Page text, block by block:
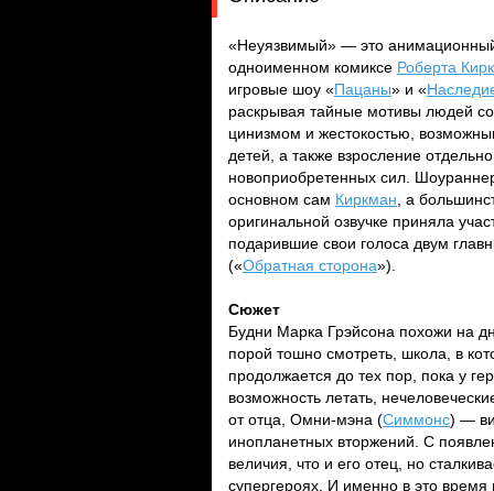
«Неуязвимый» — это
одноименном комиксе Роберта
игровые шоу «Пацаны» и «
раскрывая тайные мотивы людей
цинизмом и жестокостью,
детей, а также взросление
новоприобретенных сил.
основном сам Киркман , а
оригинальной озвучке приняла
подарившие свои голоса двум
(«Обратная сторона»).
Сюжет
Будни Марка Грэйсона похожи на
порой тошно смотреть, школа, в
продолжается до тех пор, пока у
возможность летать,
от отца, Омни-мэна (Симмонс) —
инопланетных вторжений. С
величия, что и его отец, но
супергероях. И именно в это